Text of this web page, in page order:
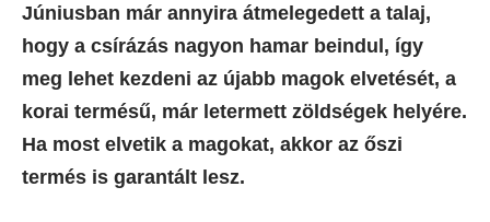
Júniusban már annyira átmelegedett a talaj,
hogy a csírázás nagyon hamar beindul, így
meg lehet kezdeni az újabb magok elvetését, a
korai termésű, már letermett zöldségek helyére.
Ha most elvetik a magokat, akkor az őszi
termés is garantált lesz.